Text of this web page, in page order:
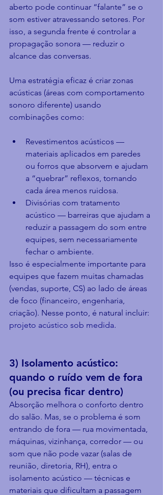
aberto pode continuar “falante” se o
som estiver atravessando setores. Por
isso, a segunda frente é controlar a
propagação sonora — reduzir o
alcance das conversas.
Uma estratégia eficaz é criar zonas
acústicas (áreas com comportamento
sonoro diferente) usando
combinações como:
Revestimentos acústicos —
materiais aplicados em paredes
ou forros que absorvem e ajudam
a “quebrar” reflexos, tornando
cada área menos ruidosa.
Divisórias com tratamento
acústico — barreiras que ajudam a
reduzir a passagem do som entre
equipes, sem necessariamente
fechar o ambiente.
Isso é especialmente importante para
equipes que fazem muitas chamadas
(vendas, suporte, CS) ao lado de áreas
de foco (financeiro, engenharia,
criação). Nesse ponto, é natural incluir:
projeto acústico sob medida.
3) Isolamento acústico:
quando o ruído vem de fora
(ou precisa ficar dentro)
Absorção melhora o conforto dentro
do salão. Mas, se o problema é som
entrando de fora — rua movimentada,
máquinas, vizinhança, corredor — ou
som que não pode vazar (salas de
reunião, diretoria, RH), entra o
isolamento acústico — técnicas e
materiais que dificultam a passagem